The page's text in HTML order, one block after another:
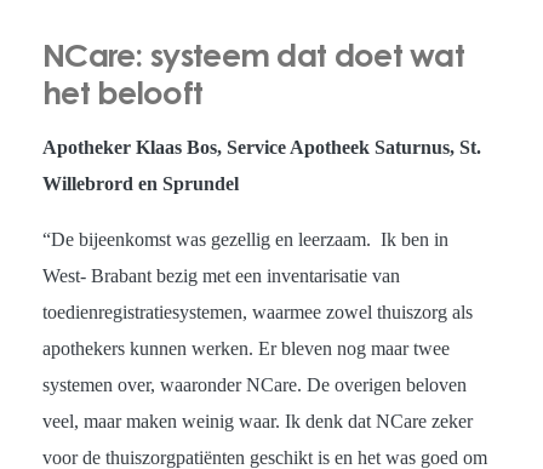
NCare: systeem dat doet wat
het belooft
Apotheker Klaas Bos, Service Apotheek Saturnus, St.
Willebrord en Sprundel
“De bijeenkomst was gezellig en leerzaam. Ik ben in
West- Brabant bezig met een inventarisatie van
toedienregistratiesystemen, waarmee zowel thuiszorg als
apothekers kunnen werken. Er bleven nog maar twee
systemen over, waaronder NCare. De overigen beloven
veel, maar maken weinig waar. Ik denk dat NCare zeker
voor de thuiszorgpatiënten geschikt is en het was goed om